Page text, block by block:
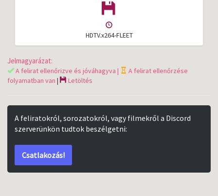
HDTV.x264-FLEET
Jelmagyarázat:
A felirat ellenőrizve és jóváhagyva |
A felirat ellenőrzése
folyamatban van | Letöltés
A feliratokról, sorozatokról, vagy filmekről a Discord
szerverünkön tudtok beszélgetni:
Csatlakozás!